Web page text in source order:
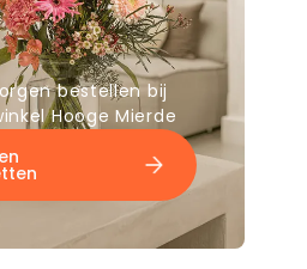
bestellen bij
Hooge Mierde